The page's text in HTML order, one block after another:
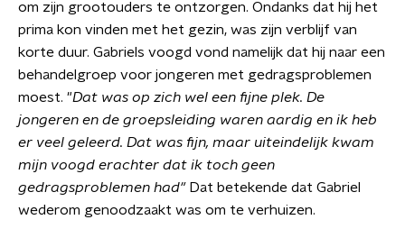
om zijn grootouders te ontzorgen. Ondanks dat hij het
prima kon vinden met het gezin, was zijn verblijf van
korte duur. Gabriels voogd vond namelijk dat hij naar een
behandelgroep voor jongeren met gedragsproblemen
moest. "Dat was op zich wel een fijne plek. De
jongeren en de groepsleiding waren aardig en ik heb
er veel geleerd. Dat was fijn, maar uiteindelijk kwam
mijn voogd erachter dat ik toch geen
gedragsproblemen had" Dat betekende dat Gabriel
wederom genoodzaakt was om te verhuizen.